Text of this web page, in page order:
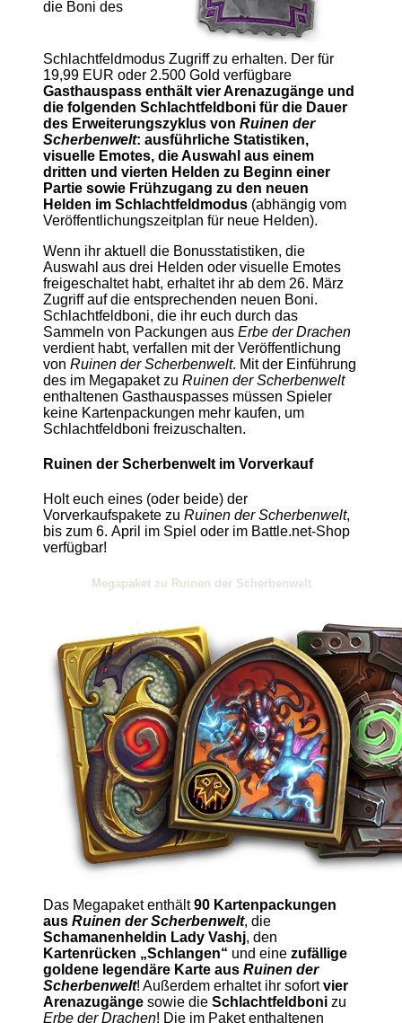
die Boni des
Schlachtfeldmodus Zugriff zu erhalten. Der für
19,99 EUR oder 2.500 Gold verfügbare
Gasthauspass enthält vier Arenazugänge und
die folgenden Schlachtfeldboni für die Dauer
des Erweiterungszyklus von Ruinen der
Scherbenwelt: ausführliche Statistiken,
visuelle Emotes, die Auswahl aus einem
dritten und vierten Helden zu Beginn einer
Partie sowie Frühzugang zu den neuen
Helden im Schlachtfeldmodus (abhängig vom
Veröffentlichungszeitplan für neue Helden).
Wenn ihr aktuell die Bonusstatistiken, die
Auswahl aus drei Helden oder visuelle Emotes
freigeschaltet habt, erhaltet ihr ab dem 26. März
Zugriff auf die entsprechenden neuen Boni.
Schlachtfeldboni, die ihr euch durch das
Sammeln von Packungen aus Erbe der Drachen
verdient habt, verfallen mit der Veröffentlichung
von Ruinen der Scherbenwelt. Mit der Einführung
des im Megapaket zu Ruinen der Scherbenwelt
enthaltenen Gasthauspasses müssen Spieler
keine Kartenpackungen mehr kaufen, um
Schlachtfeldboni freizuschalten.
Ruinen der Scherbenwelt im Vorverkauf
Holt euch eines (oder beide) der
Vorverkaufspakete zu Ruinen der Scherbenwelt,
bis zum 6. April im Spiel oder im Battle.net-Shop
verfügbar!
Megapaket zu Ruinen der Scherbenwelt
Das Megapaket enthält90 Kartenpackungen
aus Ruinen der Scherbenwelt, die
Schamanenheldin Lady Vashj, den
Kartenrücken „Schlangen“ und eine zufällige
goldene legendäre Karte aus Ruinen der
Scherbenwelt! Außerdem erhaltet ihr sofortvier
Arenazugänge sowie die Schlachtfeldboni zu
Erbe der Drachen! Die im Paket enthaltenen